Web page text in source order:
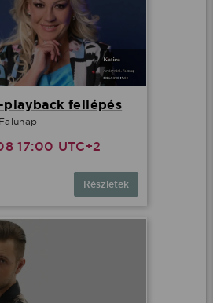
playback fellépés
17:00 UTC+2
Részletek